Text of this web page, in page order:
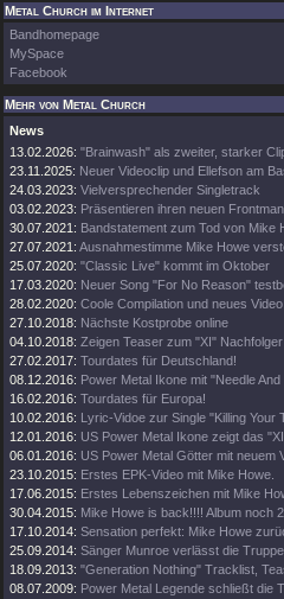
Metal Church im Internet
Bandhomepage
MySpace
Facebook
Mehr von Metal Church
News
13.02.2026: "Brainwash" als zweiter, starker
23.11.2025: Neuer Videoclip und Ellefson am
24.03.2023: Vielversprechender Singletrack
03.02.2023: Präsentieren ihren neuen
30.07.2021: Bandstatement zum Tod von Mike
27.07.2021: Ausnahmestimme Mike Howe
25.07.2020: "Classic Live" kommt im Oktober
17.03.2020: Neuer Song "For No Reason"
28.02.2020: Coole Compilation und neues Video
27.10.2018: Nächste Kostprobe online
04.10.2018: Zeigen Teaser zum "XI" Nachfolger
27.02.2017: Tourdates für Deutschland!
08.12.2016: Power Metal Ikone mit "Needle
16.02.2016: Tourdates für Europa!
10.02.2016: Lyric-Vidoe zur Single "Killing Your
12.01.2016: US Power Metal Ikone zeigt das
06.01.2016: US Power Metal Götter mit neuem
23.10.2015: Erstes EPK-Video mit Mike Howe.
17.06.2015: Erstes Lebenszeichen mit Mike
30.04.2015: Mike Howe is back!!!! Album noch
17.10.2014: Sensation perfekt: Mike Howe
25.09.2014: Sänger Munroe verlässt die Truppe
18.09.2013: "Generation Nothing" Tracklist,
08.07.2009: Power Metal Legende schließt die